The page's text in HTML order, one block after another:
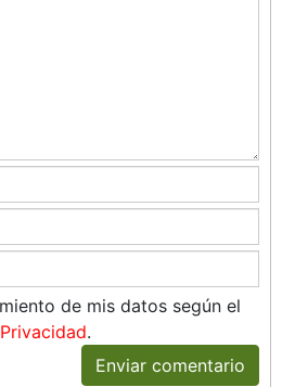
de mis datos según el
.
Enviar comentario